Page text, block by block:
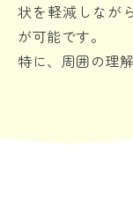
状を軽減しなが
が可能です。
特に、周囲の理